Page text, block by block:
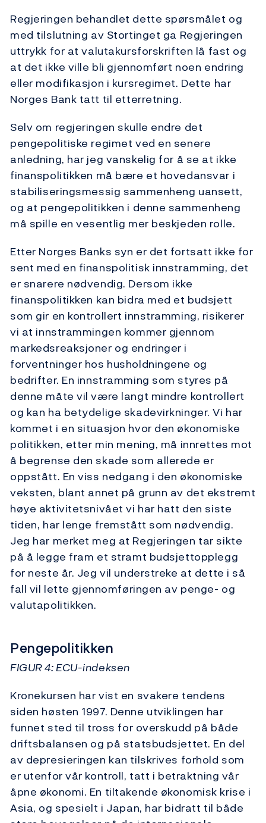
Regjeringen behandlet dette spørsmålet og
med tilslutning av Stortinget ga Regjeringen
uttrykk for at valutakursforskriften lå fast og
at det ikke ville bli gjennomført noen endring
eller modifikasjon i kursregimet. Dette har
Norges Bank tatt til etterretning.
Selv om regjeringen skulle endre det
pengepolitiske regimet ved en senere
anledning, har jeg vanskelig for å se at ikke
finanspolitikken må bære et hovedansvar i
stabiliseringsmessig sammenheng uansett,
og at pengepolitikken i denne sammenheng
må spille en vesentlig mer beskjeden rolle.
Etter Norges Banks syn er det fortsatt ikke for
sent med en finanspolitisk innstramming, det
er snarere nødvendig. Dersom ikke
finanspolitikken kan bidra med et budsjett
som gir en kontrollert innstramming, risikerer
vi at innstrammingen kommer gjennom
markedsreaksjoner og endringer i
forventninger hos husholdningene og
bedrifter. En innstramming som styres på
denne måte vil være langt mindre kontrollert
og kan ha betydelige skadevirkninger. Vi har
kommet i en situasjon hvor den økonomiske
politikken, etter min mening, må innrettes mot
å begrense den skade som allerede er
oppstått. En viss nedgang i den økonomiske
veksten, blant annet på grunn av det ekstremt
høye aktivitetsnivået vi har hatt den siste
tiden, har lenge fremstått som nødvendig.
Jeg har merket meg at Regjeringen tar sikte
på å legge fram et stramt budsjettopplegg
for neste år. Jeg vil understreke at dette i så
fall vil lette gjennomføringen av penge- og
valutapolitikken.
Pengepolitikken
FIGUR 4: ECU-indeksen
Kronekursen har vist en svakere tendens
siden høsten 1997. Denne utviklingen har
funnet sted til tross for overskudd på både
driftsbalansen og på statsbudsjettet. En del
av depresieringen kan tilskrives forhold som
er utenfor vår kontroll, tatt i betraktning vår
åpne økonomi. En tiltakende økonomisk krise i
Asia, og spesielt i Japan, har bidratt til både